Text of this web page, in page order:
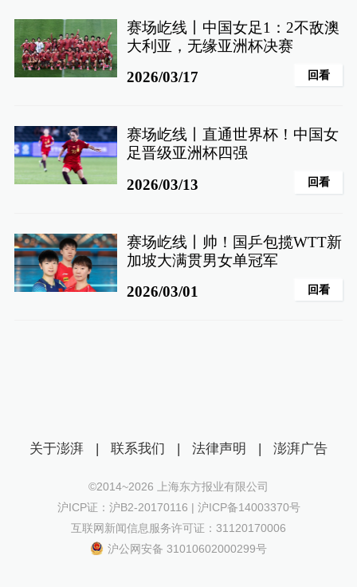
赛场屹线丨中国女足1：2不敌澳
大利亚，无缘亚洲杯决赛
2026/03/17
回看
赛场屹线丨直通世界杯！中国女
足晋级亚洲杯四强
2026/03/13
回看
赛场屹线丨帅！国乒包揽WTT新
加坡大满贯男女单冠军
2026/03/01
回看
关于澎湃 | 联系我们 | 法律声明 | 澎湃广告
©2014~2026 上海东方报业有限公司
沪ICP证：沪B2-20170116 | 沪ICP备14003370号
互联网新闻信息服务许可证：31120170006
沪公网安备 31010602000299号